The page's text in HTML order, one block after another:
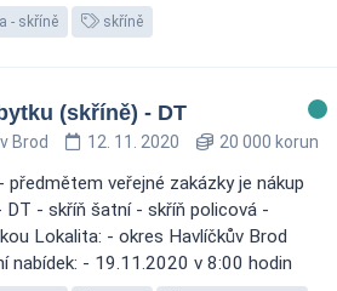
- skříně skříně
(skříně) - DT
Brod 12. 11. 2020 20 000 korun
předmětem veřejné zakázky je nákup
DT - skříň šatní - skříň policová -
Lokalita: - okres Havlíčkův Brod
nabídek: - 19.11.2020 v 8:00 hodin